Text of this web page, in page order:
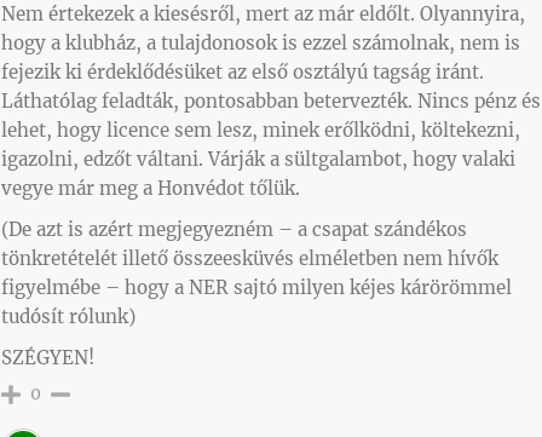
Nem értekezek a kiesésről, mert az már eldőlt. Olyannyira,
hogy a klubház, a tulajdonosok is ezzel számolnak, nem is
fejezik ki érdeklődésüket az első osztályú tagság iránt.
Láthatólag feladták, pontosabban betervezték. Nincs pénz és
lehet, hogy licence sem lesz, minek erőlködni, költekezni,
igazolni, edzőt váltani. Várják a sültgalambot, hogy valaki
vegye már meg a Honvédot tőlük.
(De azt is azért megjegyezném – a csapat szándékos
tönkretételét illető összeesküvés elméletben nem hívők
figyelmébe – hogy a NER sajtó milyen kéjes kárörömmel
tudósít rólunk)
SZÉGYEN!
0